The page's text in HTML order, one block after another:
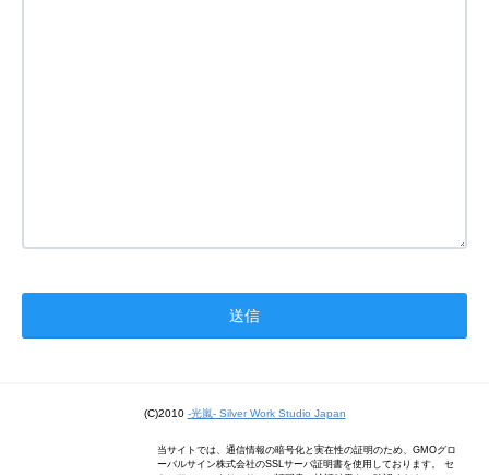
(C)2010 -光嵐- Silver Work Studio Japan
当サイトでは、通信情報の暗号化と実在性の証明のため、GMOグロ
ーバルサイン株式会社のSSLサーバ証明書を使用しております。 セ